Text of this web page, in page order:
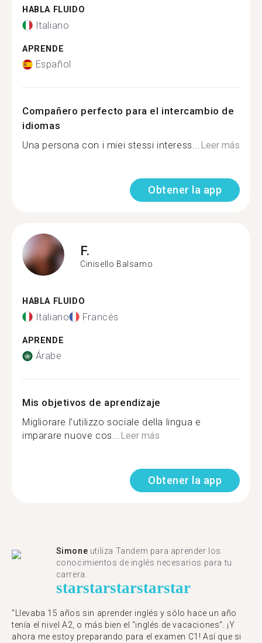
HABLA FLUIDO
Italiano
APRENDE
Español
Compañero perfecto para el intercambio de
idiomas
Una persona con i miei stessi interess...Leer más
Obtener la app
F.
Cinisello Balsamo
HABLA FLUIDO
Italiano Francés
APRENDE
Árabe
Mis objetivos de aprendizaje
Migliorare l’utilizzo sociale della lingua e
imparare nuove cos...Leer más
Obtener la app
Simone utiliza Tandem para aprender los
conocimientos de inglés necesarios para tu
carrera.
starstarstarstarstar
"Llevaba 15 años sin aprender inglés y sólo hace un año
tenía el nivel A2, o más bien el "inglés de vacaciones". ¡Y
ahora me estoy preparando para el examen C1! Así que si